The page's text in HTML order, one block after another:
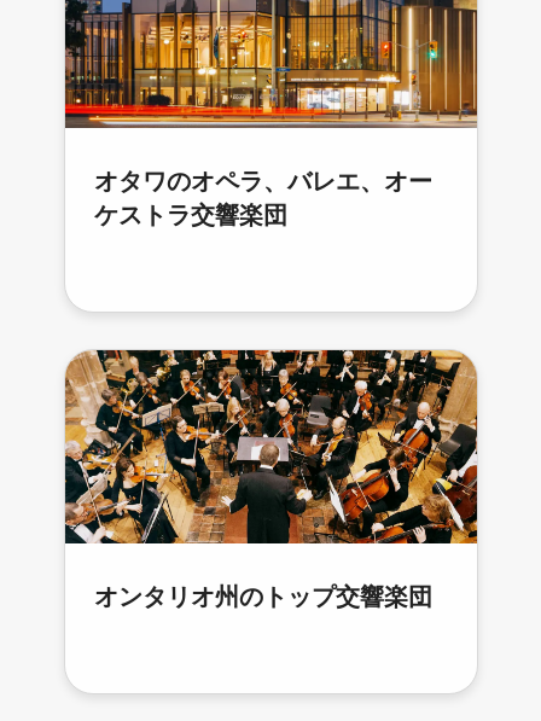
オタワのオペラ、バレエ、オー
ケストラ交響楽団
オンタリオ州のトップ交響楽団